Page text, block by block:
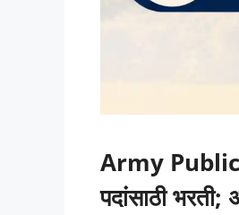
Army
पदांसाठी